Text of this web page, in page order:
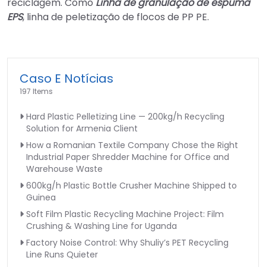
reciclagem. Como Linha de granulação de espuma
EPS, linha de peletização de flocos de PP PE.
Caso E Notícias
197 Items
Hard Plastic Pelletizing Line — 200kg/h Recycling
Solution for Armenia Client
How a Romanian Textile Company Chose the Right
Industrial Paper Shredder Machine for Office and
Warehouse Waste
600kg/h Plastic Bottle Crusher Machine Shipped to
Guinea
Soft Film Plastic Recycling Machine Project: Film
Crushing & Washing Line for Uganda
Factory Noise Control: Why Shuliy’s PET Recycling
Line Runs Quieter